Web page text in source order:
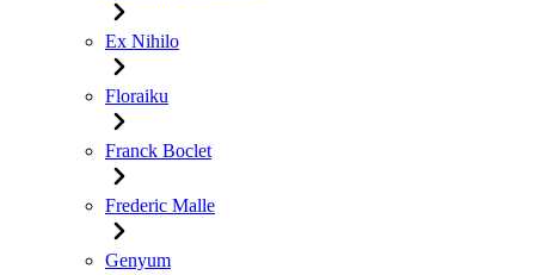
Ex Nihilo
Floraiku
Franck Boclet
Frederic Malle
Genyum